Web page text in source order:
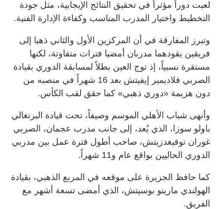
لعبت دوراً مؤثراً في تحقيق النتائج الإيجابية، مثل جودة
التخطيط واختيار المدرب المناسب وكفاءة الإدارة الفنية.
وتبرز المفارقة في أن المركزين الأول والثاني ذهبا إلى
فريقين يقودهما مدربان أمضيا فترات متفاوتة، لكنها
مستقرة نسبياً، إذ توج العين بطلاً لمسابقة الدوري بقيادة
الصربي فلاديمير إيفيتش بعد 16 شهراً في منصبه من
دون هزيمة «دوري ذهبي» كما حقق لقب الكأس.
وأنهى شباب الأهلي الموسم وصيفاً، تحت قيادة البرتغالي
باولو سوزا، الذي يُعد، إلى جانب مدرب عجمان، الصربي
غوران توفيغدزيتش، صاحب أطول فترة عمل بين مدربي
الدوري الحاليين بواقع عام و11 شهراً.
كما حافظ الجزيرة على موقعه في المربع الذهبي، بقيادة
الهولندي مارينو بوسيتش، الذي أمضى تسعة أشهر مع
الفريق.